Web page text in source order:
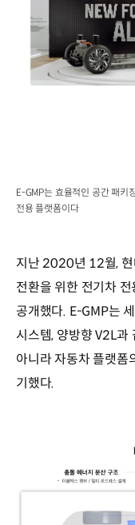
E-GMP는 효율적인 공간 패키
전용 플랫폼이다
지난 2020년 12월, 현
전환을 위한 전기차 전
공개했다. E-GMP는
시스템, 양방향 V2L과
아니라 자동차 플랫폼
기했다.